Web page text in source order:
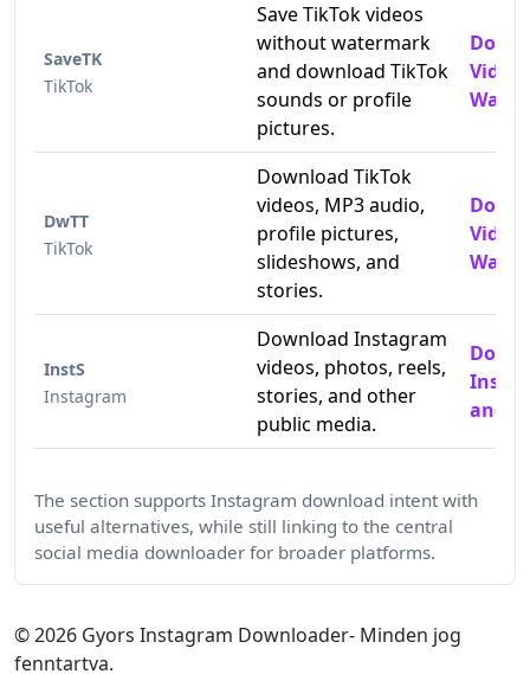
SaveTK
TikTok
Save TikTok videos
without watermark
and download TikTok
sounds or profile
pictures.
DwTT
TikTok
Download TikTok
videos, MP3 audio,
profile pictures,
slideshows, and
stories.
InstS
Instagram
Download Instagram
videos, photos, reels,
stories, and other
public media.
and
The section supports Instagram download intent with
useful alternatives, while still linking to the central
social media downloader for broader platforms.
©2026 Gyors Instagram Downloader- Minden jog
fenntartva.